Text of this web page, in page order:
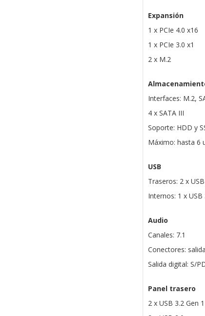
Expansión
1 x PCIe 4.0 x16
1 x PCIe 3.0 x1
2 x M.2
Interfaces: M.2,
4 x SATA III
Soporte: HDD y
Máximo: hasta 6
USB
Traseros: 2 x
Internos: 1 x USB
Audio
Canales: 7.1
Conectores:
Salida digital: S/
Panel trasero
2 x USB 3.2 Gen 1